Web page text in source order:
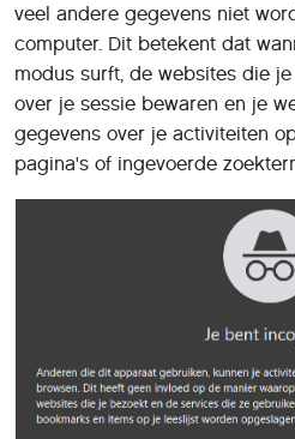
veel andere gegevens niet
computer. Dit betekent dat
modus surft, de websites die
over je sessie bewaren en je
gegevens over je activiteiten
pagina's of ingevoerde